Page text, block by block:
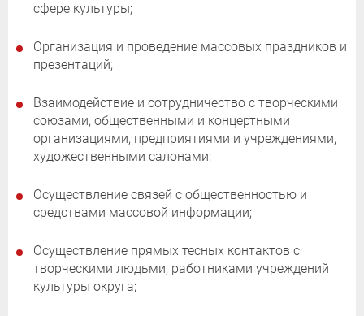
сфере культуры;
Организация и проведение массовых праздников и
презентаций;
Взаимодействие и сотрудничество с творческими
союзами, общественными и концертными
организациями, предприятиями и учреждениями,
художественными салонами;
Осуществление связей с общественностью и
средствами массовой информации;
Осуществление прямых тесных контактов с
творческими людьми, работниками учреждений
культуры округа;